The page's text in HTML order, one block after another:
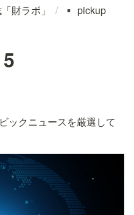
財ラボ」 / ▪️ pickup
ックニュースを厳選して